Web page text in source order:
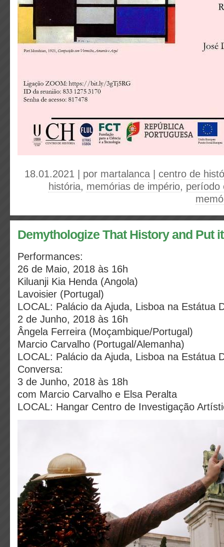
18.01.2021 | por martalanca
centro de
história, memórias de império, período
Demythologize That History and Put
Performances:
26 de Maio, 2018 às 16h
Kiluanji Kia Henda (Angola)
Lavoisier (Portugal)
LOCAL: Palácio da Ajuda, Lisboa na Estátua
2 de Junho, 2018 às 16h
Ângela Ferreira (Moçambique/Portugal)
Marcio Carvalho (Portugal/Alemanha)
LOCAL: Palácio da Ajuda, Lisboa na Estátua
Conversa:
3 de Junho, 2018 às 18h
com Marcio Carvalho e Elsa Peralta
LOCAL: Hangar Centro de Investigação